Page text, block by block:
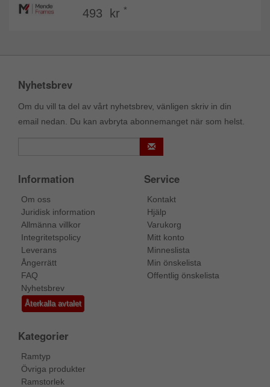
493 kr *
Nyhetsbrev
Om du vill ta del av vårt nyhetsbrev, vänligen skriv in din
email nedan. Du kan avbryta abonnemanget när som helst.
Information
Om oss
Juridisk information
Allmänna villkor
Integritetspolicy
Leverans
Ångerrätt
FAQ
Nyhetsbrev
Återkalla avtalet
Service
Kontakt
Hjälp
Varukorg
Mitt konto
Minneslista
Min önskelista
Offentlig önskelista
Kategorier
Ramtyp
Övriga produkter
Ramstorlek